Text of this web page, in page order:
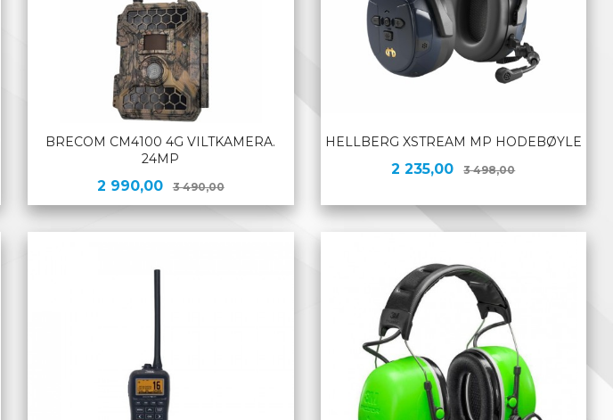
BRECOM CM4100 4G VILTKAMERA.
24MP
Tilbud
2 990,00 3 490,00Rabatt
HELLBERG XSTREAM MP HODEBØYLE
Tilbud
2 235,00 3 498,00Rabatt